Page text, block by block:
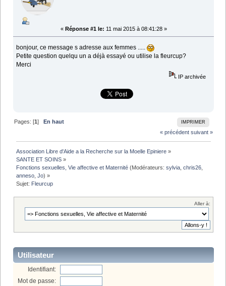
« Réponse #1 le: 11 mai 2015 à 08:41:28 »
bonjour, ce message s adresse aux femmes .....
Petite question quelqu un a déjà essayé ou utilise la fleurcup?
Merci
IP archivée
IMPRIMER
Pages: [1]En haut
« précédent suivant »
Association Libre d'Aide a la Recherche sur la Moelle Epiniere »
SANTE ET SOINS »
Fonctions sexuelles, Vie affective et Maternité (Modérateurs:sylvia ,chris26
anneso ,Jo) »
Sujet: Fleurcup
Aller à:
Utilisateur
Identifiant:
Mot de passe: